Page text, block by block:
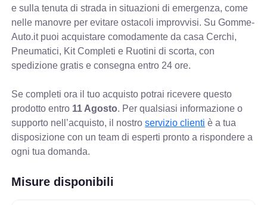
e sulla tenuta di strada in situazioni di emergenza, come
nelle manovre per evitare ostacoli improvvisi. Su Gomme-
Auto.it puoi acquistare comodamente da casa Cerchi,
Pneumatici, Kit Completi e Ruotini di scorta, con
spedizione gratis e consegna entro 24 ore.
Se completi ora il tuo acquisto potrai ricevere questo
prodotto entro 11 Agosto. Per qualsiasi informazione o
supporto nell’acquisto, il nostroservizio clienti è a tua
disposizione con un team di esperti pronto a rispondere a
ogni tua domanda.
Misure disponibili